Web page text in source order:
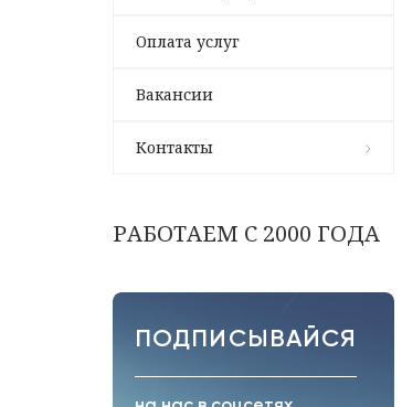
Оплата услуг
Вакансии
Контакты
РАБОТАЕМ С 2000 ГОДА
ПОДПИСЫВАЙСЯ